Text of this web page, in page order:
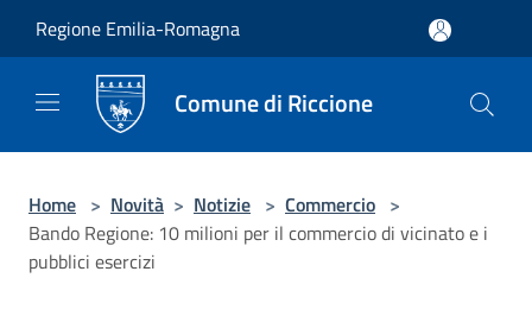
Regione Emilia-Romagna
Comune di Riccione
Home > Novità > Notizie > Commercio >
Bando Regione: 10 milioni per il commercio di vicinato e i
pubblici esercizi